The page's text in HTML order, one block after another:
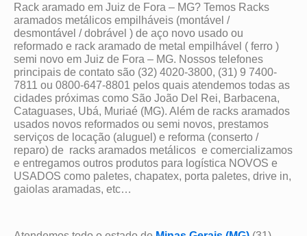
Rack aramado em Juiz de Fora – MG? Temos Racks
aramados metálicos empilháveis (montável /
desmontável / dobrável ) de aço novo usado ou
reformado e rack aramado de metal empilhável ( ferro )
semi novo em Juiz de Fora – MG. Nossos telefones
principais de contato são (32) 4020-3800, (31) 9 7400-
7811 ou 0800-647-8801 pelos quais atendemos todas as
cidades próximas como São João Del Rei, Barbacena,
Cataguases, Ubá, Muriaé (MG). Além de racks aramados
usados novos reformados ou semi novos, prestamos
serviços de locação (aluguel) e reforma (conserto /
reparo) de racks aramados metálicos e comercializamos
e entregamos outros produtos para logística NOVOS e
USADOS como paletes, chapatex, porta paletes, drive in,
gaiolas aramadas, etc…